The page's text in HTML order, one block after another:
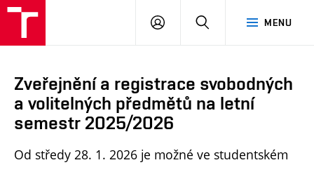
MENU
PŘIHLÁSIT
Zveřejnění a registrace svobodných
a volitelných předmětů na letní
semestr 2025/2026
Od středy 28. 1. 2026 je možné ve studentském